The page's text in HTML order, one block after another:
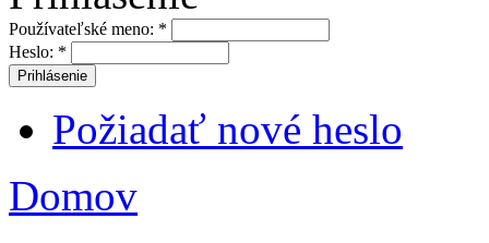
Používateľské meno: *
Heslo: *
Požiadať nové heslo
Domov